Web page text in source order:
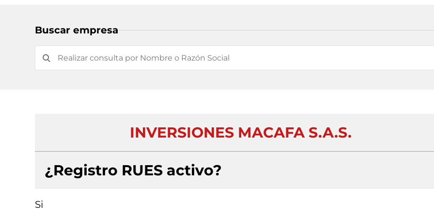
Buscar empresa
INVERSIONES MACAFA S.A.S.
¿Registro RUES activo?
Si